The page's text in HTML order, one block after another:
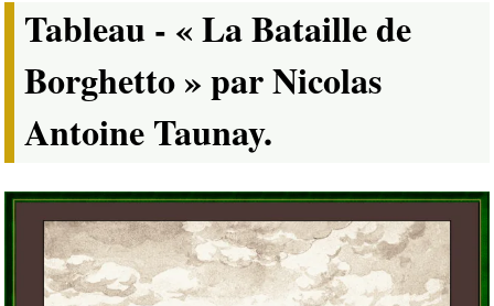
Tableau - « La Bataille de
Borghetto » par Nicolas
Antoine Taunay.